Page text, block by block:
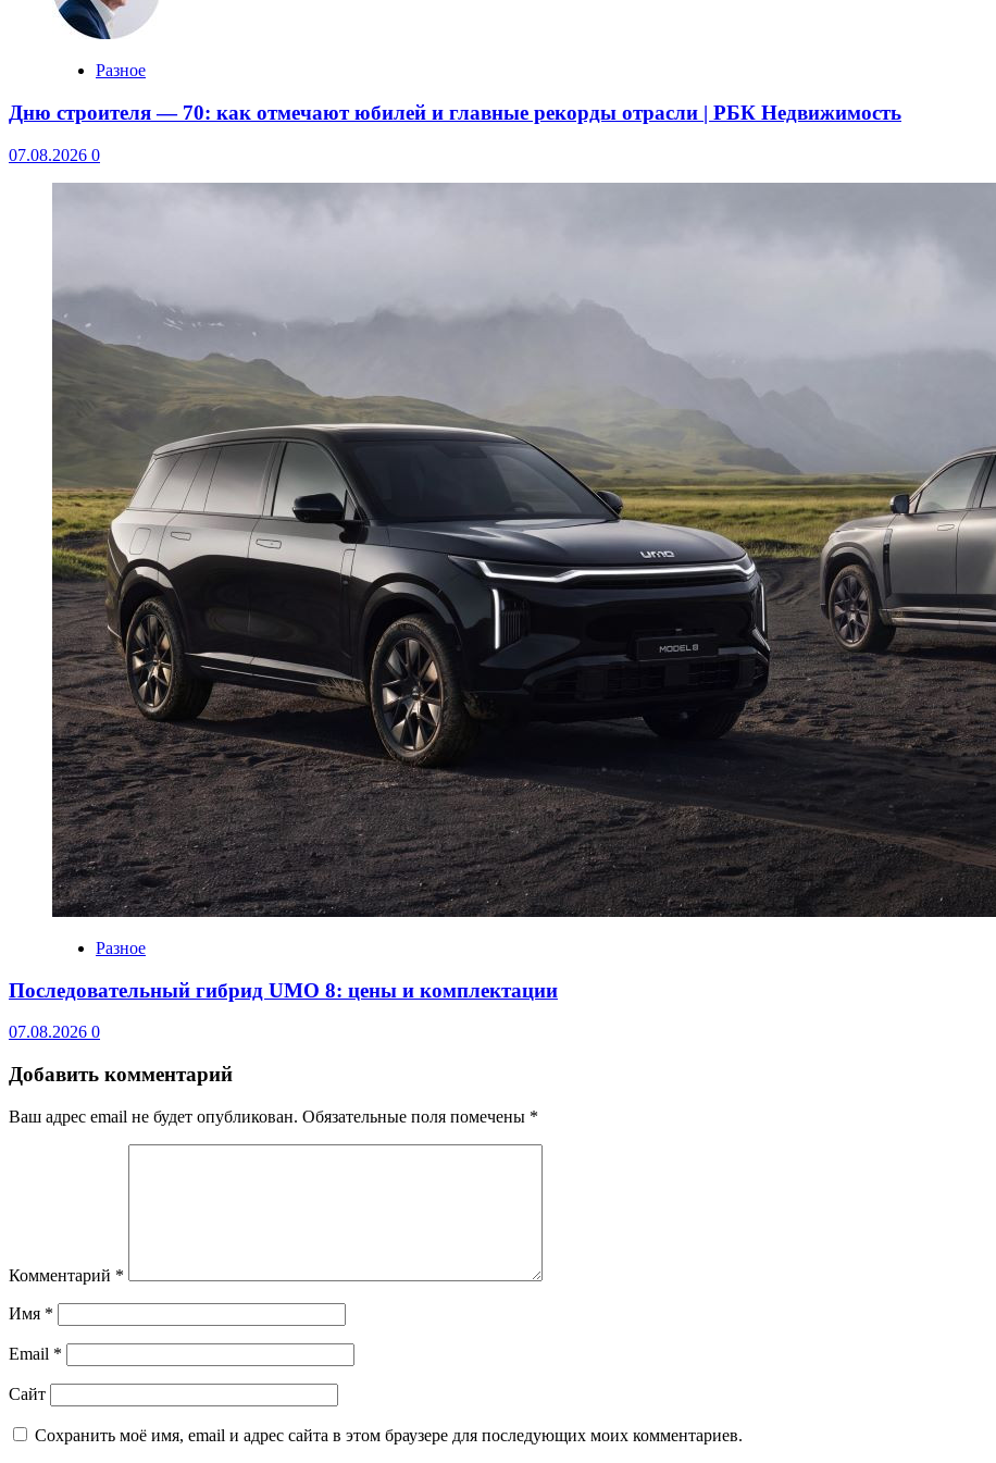
Разное
Дню строителя — 70: как отмечают юбилей и главные рекорды отрасли | РБК Недвижимость
07.08.2026 0
Разное
Последовательный гибрид UMO 8: цены и комплектации
07.08.2026 0
Добавить комментарий
Ваш адрес email не будет опубликован. Обязательные поля помечены *
Комментарий *
Имя *
Email *
Сайт
Сохранить моё имя, email и адрес сайта в этом браузере для последующих моих комментариев.